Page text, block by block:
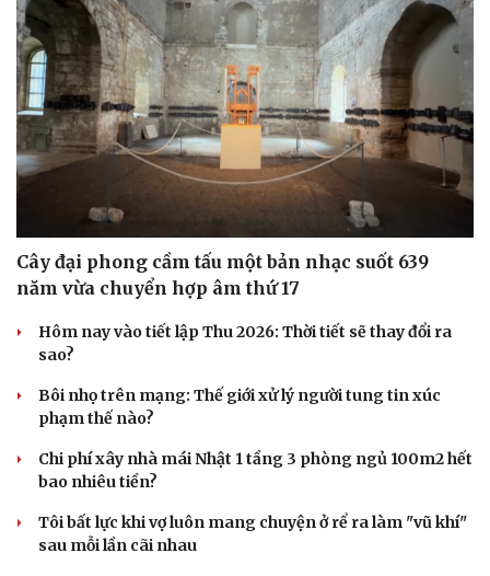
Cây đại phong cầm tấu một bản nhạc suốt 639
năm vừa chuyển hợp âm thứ 17
Hôm nay vào tiết lập Thu 2026: Thời tiết sẽ thay đổi ra
sao?
Bôi nhọ trên mạng: Thế giới xử lý người tung tin xúc
phạm thế nào?
Chi phí xây nhà mái Nhật 1 tầng 3 phòng ngủ 100m2 hết
bao nhiêu tiền?
Tôi bất lực khi vợ luôn mang chuyện ở rể ra làm "vũ khí"
sau mỗi lần cãi nhau